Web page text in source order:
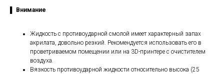
▌ Внимание
Жидкость с противоударной смолой имеет характерный запах
акрилата, довольно резкий. Рекомендуется использовать его в
проветриваемом помещении или на 3D-принтере с очистителем
воздуха.
Вязкость противоударной жидкости относительно высока (25